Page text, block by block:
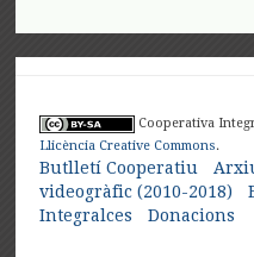
Cooperativa
Llicència Creative Commons.
Butlletí Cooperatiu
videogràfic (2010-2018)
Integralces
Donacions